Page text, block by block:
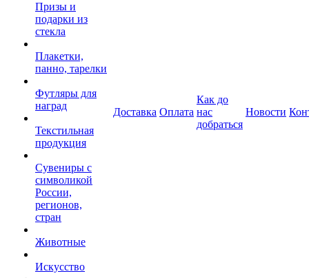
Призы и
подарки из
стекла
Плакетки,
панно, тарелки
Футляры для
наград
Текстильная
продукция
Сувениры с
символикой
России,
регионов,
стран
Животные
Искусство
Доставка Оплата
Как до
нас
добраться
Новости